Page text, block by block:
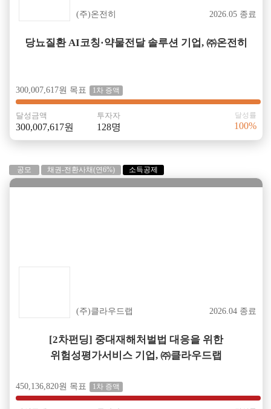
(주)온전히 2026.05 종료
당뇨질환 AI코칭·약물전달 솔루션 기업, ㈜온전히
300,007,617원 목표 1차 증액
달성금액
300,007,617원
투자자
128명
달성률
100%
공모 채권-전환사채(연6%) 소득공제
(주)클라우드랩 2026.04 종료
[2차펀딩] 중대재해처벌법 대응을 위한
위험성평가서비스 기업, ㈜클라우드랩
450,136,820원 목표 1차 증액